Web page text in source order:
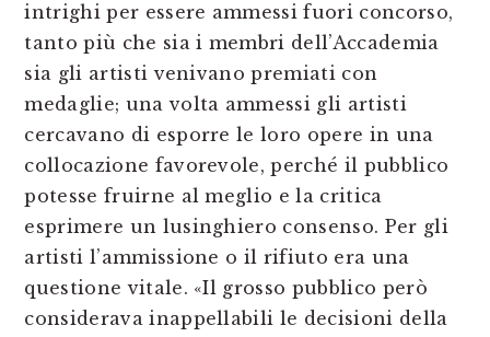
intrighi per essere ammessi fuori concorso,
tanto più che sia i membri dell’Accademia
sia gli artisti venivano premiati con
medaglie; una volta ammessi gli artisti
cercavano di esporre le loro opere in una
collocazione favorevole, perché il pubblico
potesse fruirne al meglio e la critica
esprimere un lusinghiero consenso. Per gli
artisti l’ammissione o il rifiuto era una
questione vitale. «Il grosso pubblico però
considerava inappellabili le decisioni della